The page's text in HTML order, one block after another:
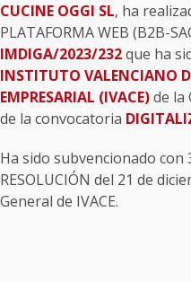
CUCINE OGGI SL, ha
PLATAFORMA WEB (B2B-
IMDIGA/2023/232que ha
INSTITUTO VALENCIANO
EMPRESARIAL (IVACE)de la
de la convocatoria
Ha sido subvencionado con
RESOLUCIÓN del 21 de
General de IVACE.